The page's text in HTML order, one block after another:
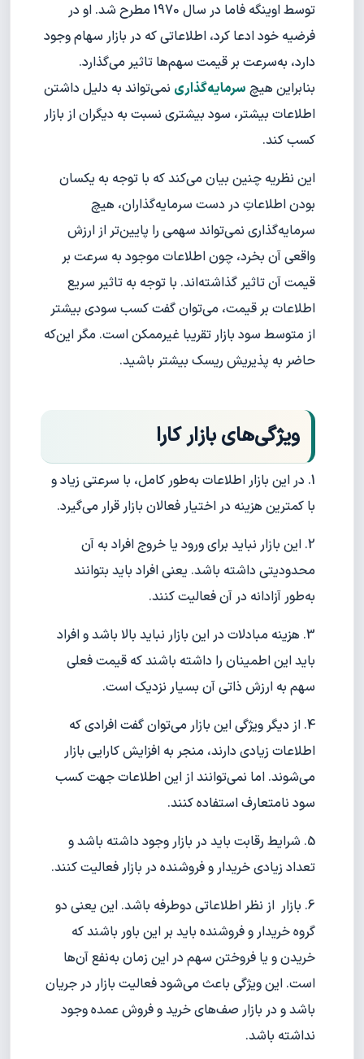
توسط اوینگه فاما در سال 1970 مطرح شد. او در
فرضیه خود ادعا کرد، اطلاعاتی که در بازار سهام وجود
دارد، به‌سرعت بر قیمت سهم‌ها تاثیر می‌گذارد.
بنابراین هیچ سرمایه‌گذاری نمی‌تواند به دلیل داشتن
اطلاعات بیشتر، سود بیشتری نسبت به دیگران از بازار
کسب کند.
این نظریه چنین بیان می‌کند که با توجه به یکسان
بودن اطلاعاتِ در دست سرمایه‌گذاران، هیچ
سرمایه‌گذاری نمی‌تواند سهمی را پایین‌تر از ارزش
واقعی آن بخرد، چون اطلاعات موجود به سرعت بر
قیمت آن تاثیر گذاشته‌اند. با توجه به تاثیر سریع
اطلاعات بر قیمت، می‌توان گفت کسب سودی بیشتر
از متوسط سود بازار تقریبا غیر‌ممکن است. مگر این‌که
حاضر به پذیریش ریسک بیشتر باشید.
ویژگی‌های بازار کارا
1. در این بازار اطلاعات به‌طور کامل، با سرعتی زیاد و
با کمترین هزینه در اختیار فعالان بازار قرار می‌گیرد.
2. این بازار نباید برای ورود یا خروج افراد به آن
محدودیتی داشته باشد. یعنی افراد باید بتوانند
به‌طور آزادانه در آن فعالیت کنند.
3. هزینه مبادلات در این بازار نباید بالا باشد و افراد
باید این اطمینان را داشته باشند که قیمت فعلی
سهم به ارزش ذاتی آن بسیار نزدیک است.
4. از دیگر ویژگی این بازار می‌توان گفت افرادی که
اطلاعات زیادی دارند، منجر به افزایش کارایی بازار
می‌شوند. اما نمی‌توانند از این اطلاعات جهت کسب
سود نامتعارف استفاده کنند.
5. شرایط رقابت باید در بازار وجود داشته باشد و
تعداد زیادی خریدار و فروشنده در بازار فعالیت کنند.
6. بازار از نظر اطلاعاتی دو‌طرفه باشد. این یعنی دو
گروه خریدار و فروشنده باید بر این باور باشند که
خریدن و یا فروختن سهم در این زمان به‌نفع آن‌ها
است. این ویژگی باعث می‌شود فعالیت بازار در جریان
باشد و در بازار صف‌های خرید و فروش عمده وجود
نداشته باشد.